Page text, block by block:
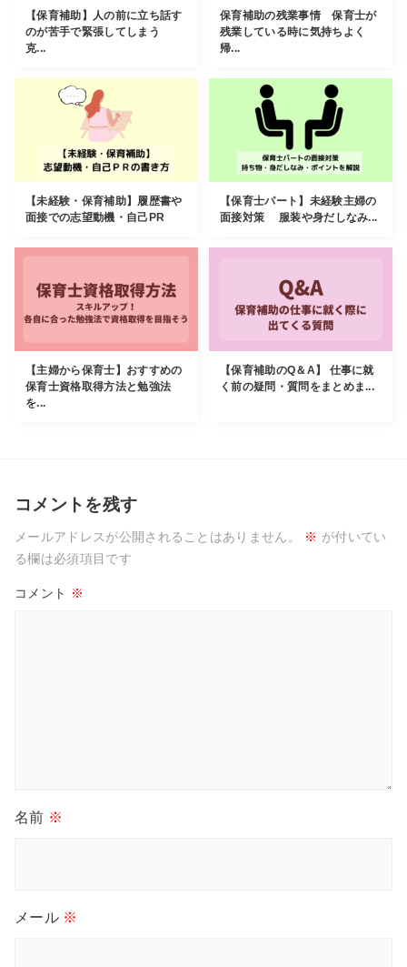
【保育補助】人の前に立ち話す
のが苦手で緊張してしまう
克...
保育補助の残業事情 保育士が
残業している時に気持ちよく
帰...
【未経験・保育補助】履歴書や
面接での志望動機・自己PR
【保育士パート】未経験主婦の
面接対策 服装や身だしなみ...
【主婦から保育士】おすすめの
保育士資格取得方法と勉強法
を...
【保育補助のQ＆A】 仕事に就
く前の疑問・質問をまとめま...
コメントを残す
メールアドレスが公開されることはありません。 ※ が付いてい
る欄は必須項目です
コメント ※
名前 ※
メール ※